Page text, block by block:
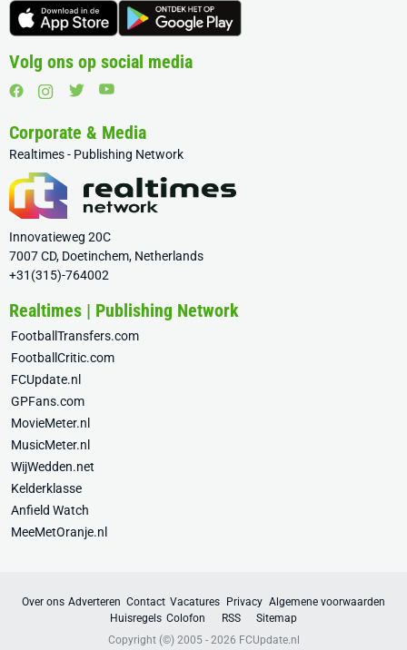
Volg ons op social media
Corporate & Media
Realtimes - Publishing Network
Innovatieweg 20C
7007 CD, Doetinchem, Netherlands
+31(315)-764002
Realtimes | Publishing Network
FootballTransfers.com
FootballCritic.com
FCUpdate.nl
GPFans.com
MovieMeter.nl
MusicMeter.nl
WijWedden.net
Kelderklasse
Anfield Watch
MeeMetOranje.nl
Over ons Adverteren Contact Vacatures Privacy Algemene voorwaarden
Huisregels Colofon RSS
Sitemap
Copyright (©) 2005 - 2026 FCUpdate.nl